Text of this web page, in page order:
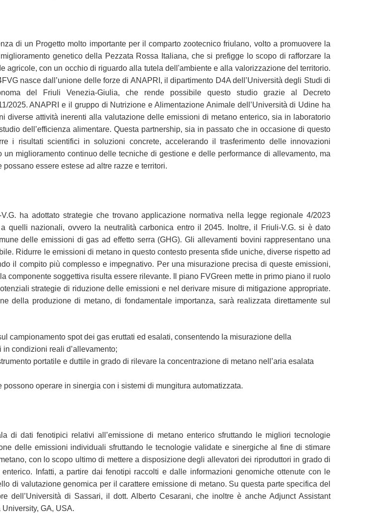
di un Progetto molto importante per il comparto zootecnico friulano, volto a promuovere la
genetico della Pezzata Rossa Italiana, che si prefigge lo scopo di rafforzare la
agricole, con un occhio di riguardo alla tutela dell'ambiente e alla valorizzazione del territorio.
nasce dall’unione delle forze di ANAPRI, il dipartimento D4A dell’Università degli Studi di
del Friuli Venezia-Giulia, che rende possibile questo studio grazie al Decreto
2025. ANAPRI e il gruppo di Nutrizione e Alimentazione Animale dell’Università di Udine ha
diverse attività inerenti alla valutazione delle emissioni di metano enterico, sia in laboratorio
dell’efficienza alimentare. Questa partnership, sia in passato che in occasione di questo
i risultati scientifici in soluzioni concrete, accelerando il trasferimento delle innovazioni
miglioramento continuo delle tecniche di gestione e delle performance di allevamento, ma
essere estese ad altre razze e territori.
ha adottato strategie che trovano applicazione normativa nella legge regionale 4/2023
quelli nazionali, ovvero la neutralità carbonica entro il 2045. Inoltre, il Friuli-V.G. si è dato
delle emissioni di gas ad effetto serra (GHG). Gli allevamenti bovini rappresentano una
Ridurre le emissioni di metano in questo contesto presenta sfide uniche, diverse rispetto ad
il compito più complesso e impegnativo. Per una misurazione precisa di queste emissioni,
componente soggettiva risulta essere rilevante. Il piano FVGreen mette in primo piano il ruolo
strategie di riduzione delle emissioni e nel derivare misure di mitigazione appropriate.
della produzione di metano, di fondamentale importanza, sarà realizzata direttamente sul
campionamento spot dei gas eruttati ed esalati, consentendo la misurazione della
condizioni reali d’allevamento;
portatile e duttile in grado di rilevare la concentrazione di metano nell’aria esalata
operare in sinergia con i sistemi di mungitura automatizzata.
di dati fenotipici relativi all’emissione di metano enterico sfruttando le migliori tecnologie
delle emissioni individuali sfruttando le tecnologie validate e sinergiche al fine di stimare
con lo scopo ultimo di mettere a disposizione degli allevatori dei riproduttori in grado di
Infatti, a partire dai fenotipi raccolti e dalle informazioni genomiche ottenute con le
di valutazione genomica per il carattere emissione di metano. Su questa parte specifica del
dell’Università di Sassari, il dott. Alberto Cesarani, che inoltre è anche Adjunct Assistant
GA, USA.